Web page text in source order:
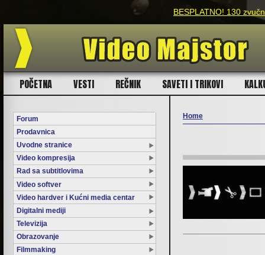
BESPLATNO! 130
POČETNA VESTI REČNIK SAVETI I TRIKOVI
Forum
Prodavnica
Uvodne stranice
Video kompresija
Rad sa subtitlovima
Video softver
Video hardver i Kućni media centar
Digitalni mediji
Televizija
Obrazovanje
Filmmaking
Home